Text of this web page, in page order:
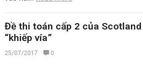
Đề thi toán cấp 2 của
“khiếp vía”
25/07/2017 0